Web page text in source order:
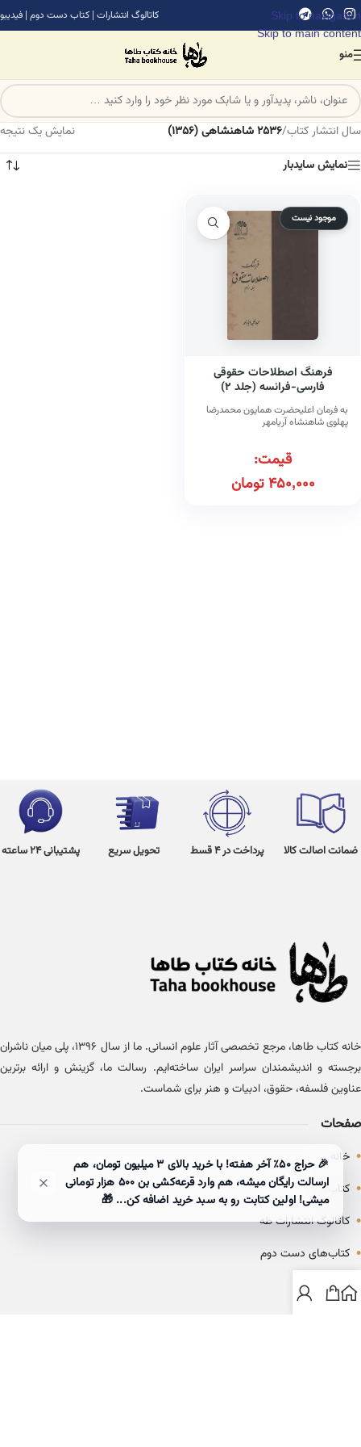
Skip to navigation
Skip to main content
کاتالوگ انتشارات | کتاب دست دوم | فیدیبو
منو
سال انتشار کتاب/2536 شاهنشاهی (1356)
نمایش یک نتیجه
نمایش سایدبار
موجود نیست
فرهنگ اصطلاحات حقوقی
فارسی-فرانسه (جلد ۲)
به فرمان اعلیحضرت همایون محمدرضا
پهلوی شاهنشاه آریامهر
قیمت:
450,000تومان
ضمانت اصالت کالا پرداخت در 4 قسط تحویل سریع پشتیبانی 24 ساعته
خانه کتاب طاها، مرجع تخصصی آثار علوم انسانی. ما از سال ۱۳۹۶، پلی میان ناشران
برجسته و اندیشمندان سراسر ایران ساخته‌ایم. رسالت ما، گزینش و ارائه برترین
عناوین فلسفه، حقوق، ادبیات و هنر برای شماست.
صفحات
• خانه
• کتاب‌ها
• کاتالوگ انتشارات طه
• کتاب‌های دست دوم
• بلاگ
🎉 حراج ۵۰٪ آخر هفته! با خرید بالای 3 میلیون تومان، هم
ارسالت رایگان میشه، هم وارد قرعه‌کشی بن ۵۰۰ هزار تومانی
میشی! اولین کتابت رو به سبد خرید اضافه کن... 🎁